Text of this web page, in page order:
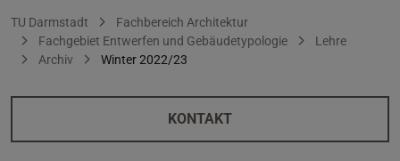
Sie befinden sich hier:
TU Darmstadt
Fachbereich Architektur
Fachgebiet Entwerfen und Gebäudetypologie
Lehre
Archiv
Winter 2022/23
KONTAKT